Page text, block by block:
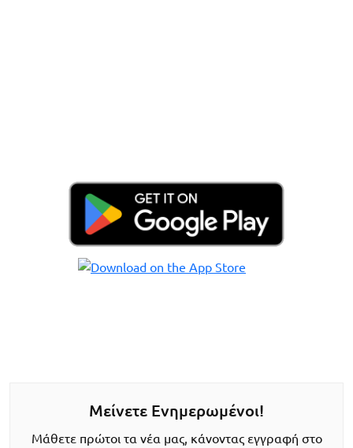
Μείνετε Ενημερωμένοι!
Μάθετε πρώτοι τα νέα μας, κάνοντας εγγραφή στο